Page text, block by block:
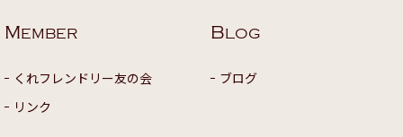
MEMBER
くれフレンドリー友の会
リンク
BLOG
ブログ